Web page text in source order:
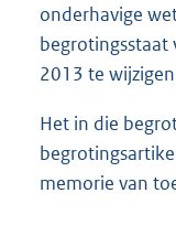
onderhavige
begrotingsstaat
2013 te
Het in die
memorie van